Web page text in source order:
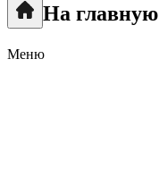
На главную
Меню